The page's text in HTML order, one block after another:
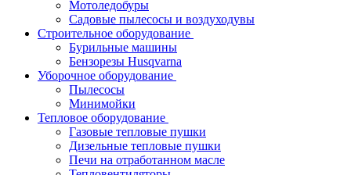
Мотоледобуры
Садовые пылесосы и воздуходувы
Строительное оборудование
Бурильные машины
Бензорезы Husqvarna
Уборочное оборудование
Пылесосы
Минимойки
Тепловое оборудование
Газовые тепловые пушки
Дизельные тепловые пушки
Печи на отработанном масле